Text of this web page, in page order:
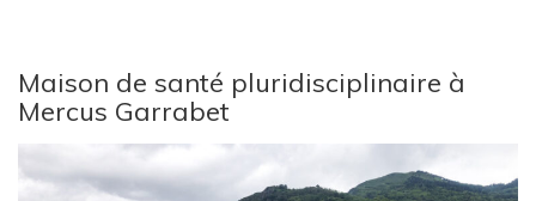
Maison de santé pluridisciplinaire à
Mercus Garrabet